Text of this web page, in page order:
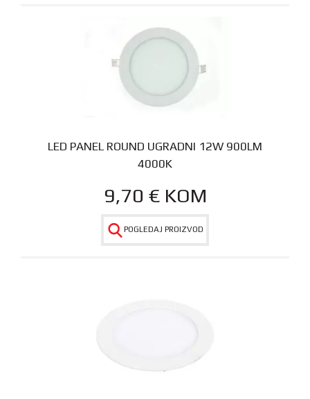
LED PANEL ROUND UGRADNI 12W 900LM
4000K
9,70 € KOM
POGLEDAJ PROIZVOD